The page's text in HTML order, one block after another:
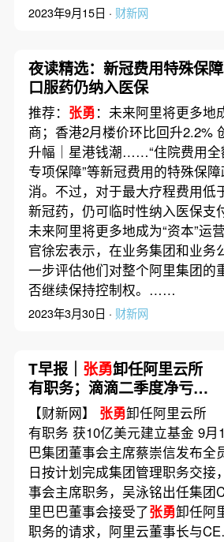
2023年9月15日 · 财新网
夜读精选：新冠费用特殊保
口服药仍纳入医保
推荐： 张勇：未来阿里将更多地
商；香港2月楼价环比回升2.2%
升幅｜星港钱潮……“住院费用全
专项保障”等新冠费用的特殊保
消。不过，对于最大疗程费用低
新冠药，仍可临时性纳入医保支
未来阿里将更多地成为“资本”运
官徐宏表示，在业务集团和业务
一步评估他们对整个阿里集团的
否继续保持控制权。……
2023年3月30日 · 财新网
T早报｜ 张勇卸任阿里云所
有职务；滴滴二季度净亏损
收窄；威马汽车上市筹资计
划告吹
【财新网】 张勇卸任阿里云所
有职务 获10亿美元建立基金 9月
巴集团董事会主席蔡崇信发布全
日按计划完成集团管理职务交接
事会主席职务，吴泳铭出任集团
里巴巴董事会接受了张勇卸任阿
职务的请求，阿里云董事长与